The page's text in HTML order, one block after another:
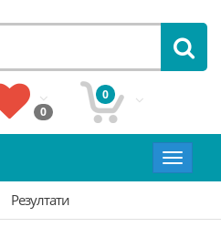
0
0
Toggle
Резултати